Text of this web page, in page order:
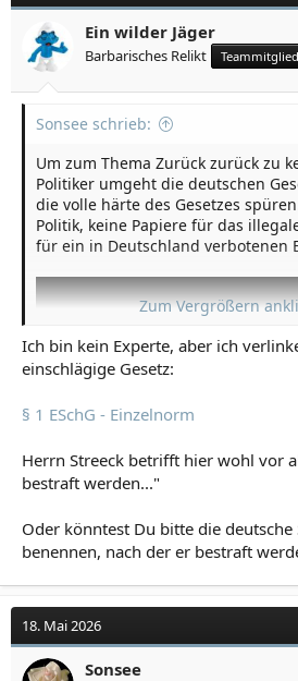
Ein wilder Jäger
Barbarisches Relikt Teammitglied
Sonsee schrieb:
Um zum Thema Zurück zurück zu
Politiker umgeht die deutschen
die volle härte des Gesetzes
Politik, keine Papiere für das
für ein in Deutschland verbotenen
Zum Vergrößern
Ich bin kein Experte, aber ich
einschlägige Gesetz:
§ 1 ESchG - Einzelnorm
Herrn Streeck betrifft hier wohl vor
bestraft werden..."
Oder könntest Du bitte die
benennen, nach der er bestraft
18. Mai 2026
Sonsee